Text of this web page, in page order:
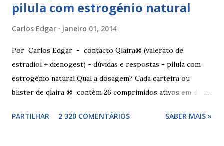
pilula com estrogénio natural
Carlos Edgar janeiro 01, 2014
Por Carlos Edgar - contacto Qlaira® (valerato de
estradiol + dienogest) - dúvidas e respostas - pilula com
estrogénio natural Qual a dosagem? Cada carteira ou
blister de qlaira ® contém 26 comprimidos ativos em 4
comprimidos inativos brancos na linha 4. Dosagem
PARTILHAR 2 320 COMENTÁRIOS SABER MAIS »